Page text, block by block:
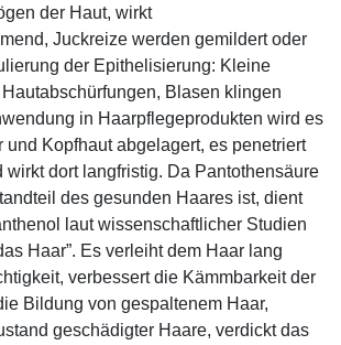
der Haut, wirkt
Juckreize werden gemildert oder
der Epithelisierung: Kleine
Blasen klingen
in Haarpflegeprodukten wird es
und Kopfhaut abgelagert, es penetriert
wirkt dort langfristig. Da Pantothensäure
des gesunden Haares ist, dient
laut wissenschaftlicher Studien
Haar”. Es verleiht dem Haar lang
verbessert die Kämmbarkeit der
Bildung von gespaltenem Haar,
geschädigter Haare, verdickt das